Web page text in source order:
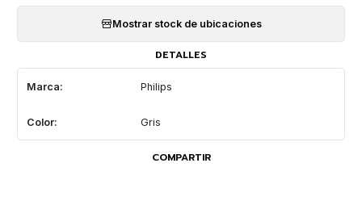
Mostrar stock de ubicaciones
DETALLES
Marca: Philips
Color: Gris
COMPARTIR